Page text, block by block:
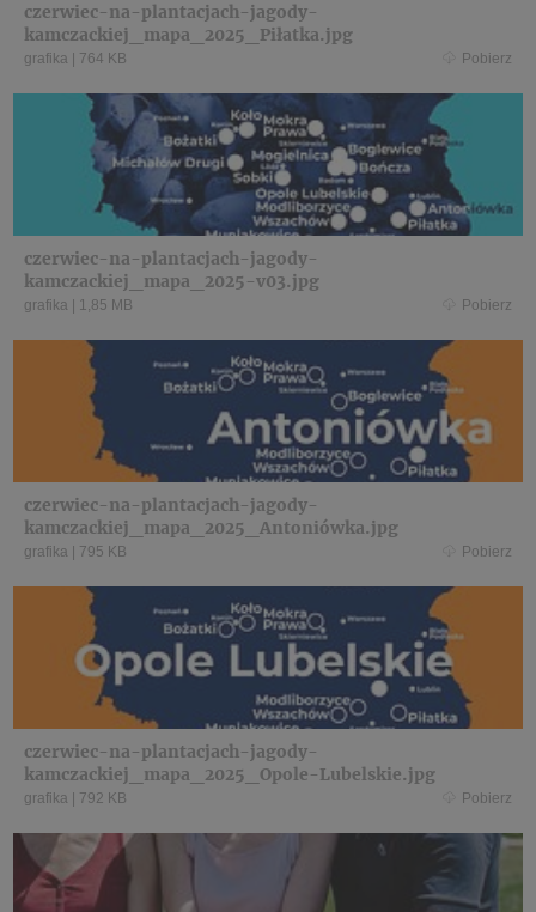
czerwiec-na-plantacjach-jagody-
kamczackiej_mapa_2025_Piłatka.jpg
grafika 764 KB Pobierz
czerwiec-na-plantacjach-jagody-
kamczackiej_mapa_2025-v03.jpg
grafika 1,85 MB Pobierz
czerwiec-na-plantacjach-jagody-
kamczackiej_mapa_2025_Antoniówka.jpg
grafika 795 KB Pobierz
czerwiec-na-plantacjach-jagody-
kamczackiej_mapa_2025_Opole-Lubelskie.jpg
grafika 792 KB Pobierz